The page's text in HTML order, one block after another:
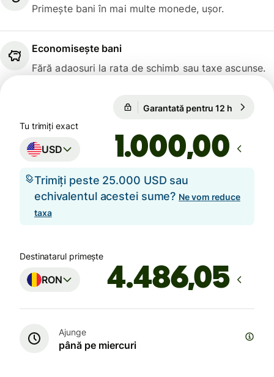
Primește bani în mai multe monede, ușor.
Economisește bani
Fără adaosuri la rata de schimb sau taxe ascunse.
Garantată pentru 12 h
Tu trimiți exact
USD ,00
Trimiți peste 25.000 USD sau
echivalentul acestei sume? Ne vom reduce
taxa
Destinatarul primește
RON
Ajunge
până pe miercuri